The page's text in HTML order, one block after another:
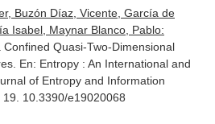
Buzón Díaz, Vicente, García de
Isabel, Maynar Blanco, Pablo:
Quasi-Two-Dimensional
En: Entropy : An International and
of Entropy and Information
19. 10.3390/e19020068